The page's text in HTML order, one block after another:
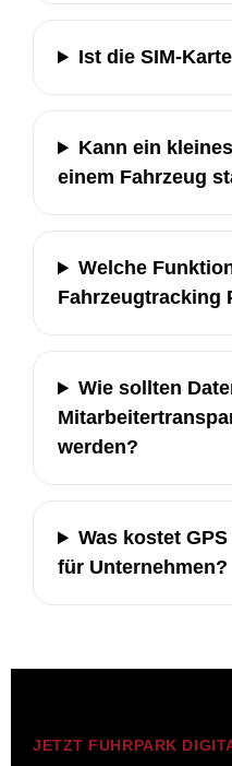
Ist die SIM-
Kann ein
einem Fahrzeug
Welche
Fahrzeugtracking
Wie sollten
werden?
Was kostet
für Unternehmen?
JETZT FUHRPARK